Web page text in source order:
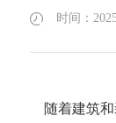
时间：
随着建筑和